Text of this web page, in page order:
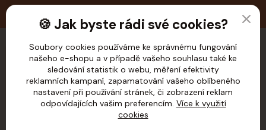
CZK
🍪 Jak byste rádi své cookies?
Soubory cookies používáme ke správnému fungování
našeho e-shopu a v případě vašeho souhlasu také ke
sledování statistik o webu, měření efektivity
reklamních kampaní, zapamatování vašeho oblíbeného
nastavení při používání stránek, či zobrazení reklam
odpovídajících vašim preferencím. Více k využití
cookies